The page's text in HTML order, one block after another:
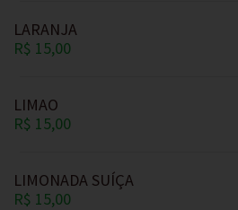
LARANJA
R$ 15,00
LIMAO
R$ 15,00
LIMONADA SUÍÇA
R$ 15,00